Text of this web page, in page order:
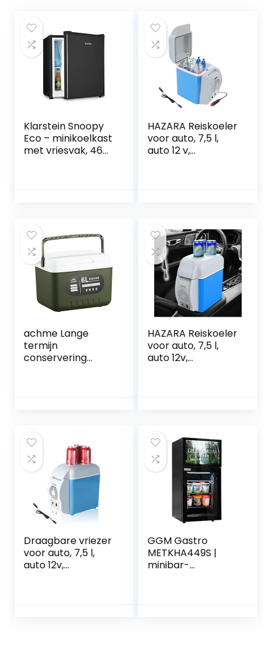
Klarstein Snoopy
Eco – minikoelkast
met vriesvak, 46
HAZARA Reiskoeler
voor auto, 7,5 l,
auto 12 v,
autokoelkast,
geschikt voor
reizen
achme Lange
termijn
conservering
picknick strand
werk feest
HAZARA Reiskoeler
voor auto, 7,5 l,
auto 12v,
vrachtwagenkoele
r, gebruikt om
dranken, snacks
op te slaan
Draagbare vriezer
voor auto, 7,5 l,
auto 12v,
GGM Gastro
METKHA449S |
minibar-